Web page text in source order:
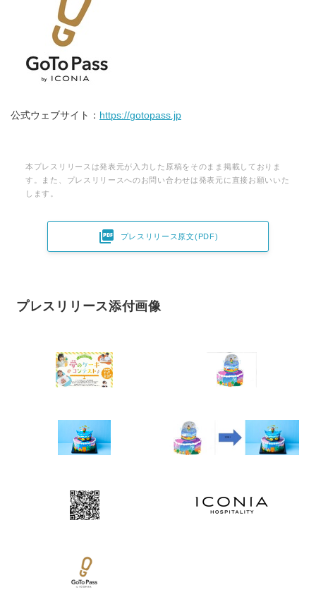
公式ウェブサイト： https://gotopass.jp
本プレスリリースは発表元が入力した原稿をそのまま掲載しておりま
す。また、プレスリリースへのお問い合わせは発表元に直接お願いいた
します。
 プレスリリース原文(PDF)
プレスリリース添付画像